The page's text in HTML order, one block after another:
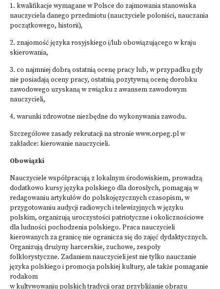
1. kwalifikacje wymagane w Polsce do zajmowania stanowiska
nauczyciela danego przedmiotu (nauczyciele poloniści, nauczania
początkowego, historii),
2. znajomość języka rosyjskiego i/lub obowiązującego w kraju
skierowania,
3. co najmniej dobrą ostatnią ocenę pracy lub, w przypadku gdy
nie posiadają oceny pracy, ostatnią pozytywną ocenę dorobku
zawodowego uzyskaną w związku z awansem zawodowym
nauczycieli,
4. warunki zdrowotne niezbędne do wykonywania zawodu.
Szczegółowe zasady rekrutacji na stronie www.orpeg.plw
zakładce: kierowanie nauczycieli.
Obowiązki
Nauczyciele współpracują z lokalnym środowiskiem, prowadzą
dodatkowo kursy języka polskiego dla dorosłych, pomagają w
redagowaniu artykułów do polskojęzycznych czasopism, w
przygotowaniu audycji radiowych i telewizyjnych w języku
polskim, organizują uroczystości patriotyczne i okolicznościowe
dla ludności pochodzenia polskiego. Praca nauczycieli
kierowanych za granicę nie ogranicza się do zajęć dydaktycznych.
Organizują drużyny harcerskie, zuchowe, zespoły
folklorystyczne. Zadaniem nauczycieli jest nie tylko nauczanie
języka polskiego i promocja polskiej kultury, ale także pomaganie
rodakom
w kultywowaniu polskich tradycji oraz przybliżanie obrazu